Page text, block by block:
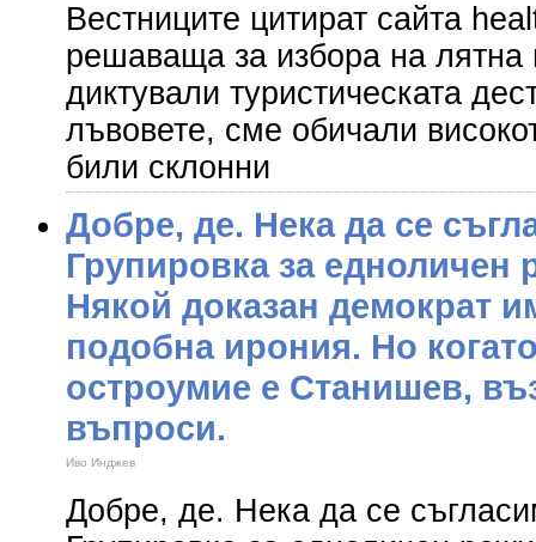
Вестниците цитират сайта
решаваща за избора на лятна
диктували туристическата
лъвовете, сме обичали
били склонни
Добре, де. Нека да се
Групировка за
Някой доказан демократ
подобна ирония. Но
остроумие е Станишев,
въпроси.
Иво Инджев
Добре, де. Нека да се